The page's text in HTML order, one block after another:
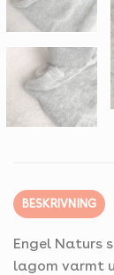
BESKRIVNING
Engel Naturs
lagom varmt